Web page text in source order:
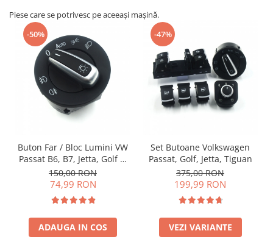
Piese care se potrivesc pe aceeași mașină.
-50%
Buton Far / Bloc Lumini VW
Passat B6, B7, Jetta, Golf V,
Golf VI Tiguan, Touran,
Touareg
150,00 RON
74,99 RON
ADAUGA IN COS
-47%
Set Butoane Volkswagen
Passat, Golf, Jetta, Tiguan
375,00 RON
199,99 RON
VEZI VARIANTE